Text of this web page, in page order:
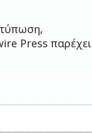
Press παρέχει